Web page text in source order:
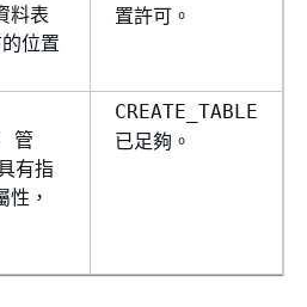
料表
位置
置許可。
管
有指
性，
CREATE_TABLE
已足夠。